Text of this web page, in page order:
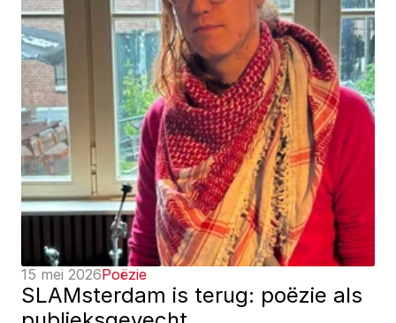
15 mei 2026Poëzie
SLAMsterdam is terug: poëzie als